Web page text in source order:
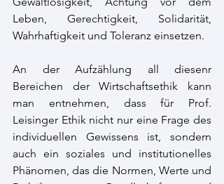
Leben, Gerechtigkeit, Solidarität,
Wahrhaftigkeit und Toleranz einsetzen.
An der Aufzählung all diesenr
Bereichen der Wirtschaftsethik kann
man entnehmen, dass für Prof.
Leisinger Ethik nicht nur eine Frage des
individuellen Gewissens ist, sondern
auch ein soziales und institutionelles
Phänomen, das die Normen, Werte und